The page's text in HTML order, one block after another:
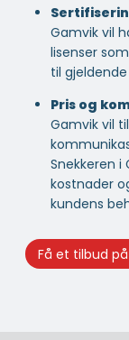
Gamvik vil
lisenser
til
Pris og
Gamvik vil
Snekkeren
kostnader
kundens
Få et tilbud